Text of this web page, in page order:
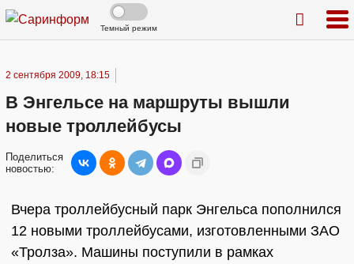
Темный режим
2 сентября 2009, 18:15
В Энгельсе на маршруты вышли
новые троллейбусы
Поделиться
новостью:
Вчера троллейбусный парк Энгельса пополнился
12 новыми троллейбусами, изготовленными ЗАО
«Тролза». Машины поступили в рамках